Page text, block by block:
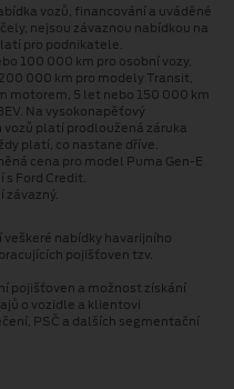
vozů, financování a uváděné
nejsou závaznou nabídkou na
pro podnikatele.
100 000 km pro osobní vozy,
000 km pro modely Transit,
motorem, 5 let nebo 150 000 km
Na vysokonapěťový
platí prodloužená záruka
platí, co nastane dříve.
cena pro model Puma Gen⁠-⁠E
Ford Credit.
závazný.
nabídky havarijního
pojišťoven tzv.
pojišťoven a možnost získání
o vozidle a klientovi
PSČ a dalších segmentační